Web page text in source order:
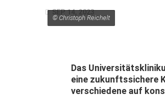
SEP. 14, 2023
© Christoph Reichelt
Das
eine zukunftssichere
verschiedene auf